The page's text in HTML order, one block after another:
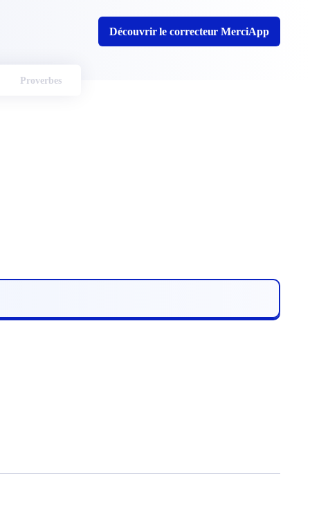
Découvrir le correcteur MerciApp
Proverbes